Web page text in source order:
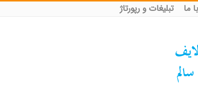
ما تبلیغات و رپورتاژ